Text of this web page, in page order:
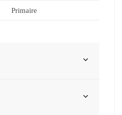
Primaire